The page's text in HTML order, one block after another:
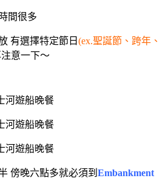
間很多
有選擇特定節日 (ex.聖誕節、跨年、
意一下～
傍晚六點多就必須到 Embankment